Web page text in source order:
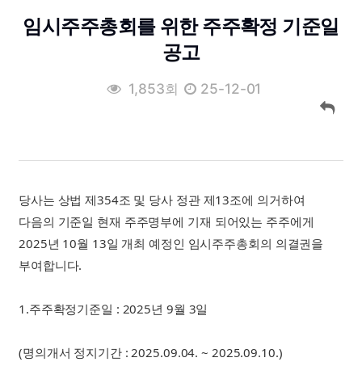
임시주주총회를 위한 주주확정 기준일
공고
1,853회 25-12-01
당사는 상법 제354조 및 당사 정관 제13조에 의거하여
다음의 기준일 현재 주주명부에 기재 되어있는 주주에게
2025년 10월 13일 개최 예정인 임시주주총회의 의결권을
부여합니다.
1.주주확정기준일 : 2025년 9월 3일
(명의개서 정지기간 : 2025.09.04. ~ 2025.09.10.)